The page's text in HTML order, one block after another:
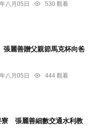
八月05日
530 觀看
麗善贈父親節馬克杯向爸
八月05日
444 觀看
寮 張麗善細數交通水利教